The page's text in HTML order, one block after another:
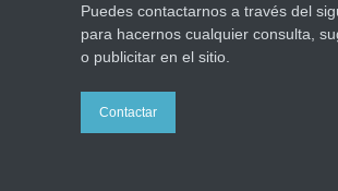
Puedes contactarnos a través del
para hacernos cualquier consulta,
o publicitar en el sitio.
Contactar